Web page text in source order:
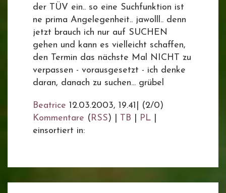
der TÜV ein.. so eine Suchfunktion ist
ne prima Angelegenheit.. jawolll.. denn
jetzt brauch ich nur auf SUCHEN
gehen und kann es vielleicht schaffen,
den Termin das nächste Mal NICHT zu
verpassen - vorausgesetzt - ich denke
daran, danach zu suchen... grübel
Beatrice 12.03.2003, 19.41
(2/0)
Kommentare (RSS) | TB PL
einsortiert in: